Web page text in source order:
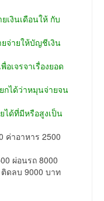
เงินเดือนให้ กับ
ยจ่ายให้บัญชีเงิน
อเจรจาเรื่องยอด
กได้ว่าหมุนจ่ายจน
ได้ที่มีหรือสูงเป็น
ค่าอาหาร 2500
ผ่อนรถ 8000
ดลบ 9000 บาท